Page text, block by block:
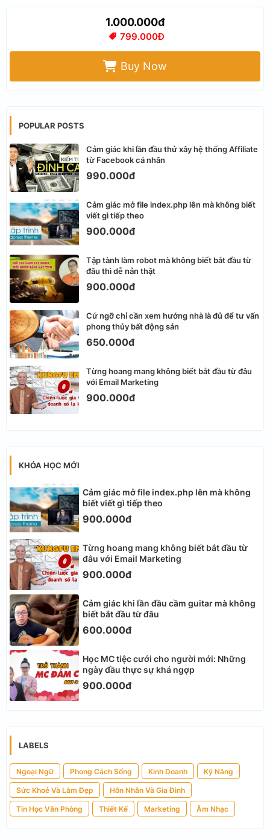
1.000.000đ
799.000Đ
Buy Now
POPULAR POSTS
Cảm giác khi lần đầu thử xây hệ thống Affiliate
từ Facebook cá nhân
990.000đ
Cảm giác mở file index.php lên mà không biết
viết gì tiếp theo
900.000đ
Tập tành làm robot mà không biết bắt đầu từ
đâu thì dễ nản thật
900.000đ
Cứ ngỡ chỉ cần xem hướng nhà là đủ để tư vấn
phong thủy bất động sản
650.000đ
Từng hoang mang không biết bắt đầu từ đâu
với Email Marketing
900.000đ
KHÓA HỌC MỚI
Cảm giác mở file index.php lên mà không
biết viết gì tiếp theo
900.000đ
Từng hoang mang không biết bắt đầu từ
đâu với Email Marketing
900.000đ
Cảm giác khi lần đầu cầm guitar mà không
biết bắt đầu từ đâu
600.000đ
Học MC tiệc cưới cho người mới: Những
ngày đầu thực sự khá ngợp
900.000đ
LABELS
Ngoại Ngữ Phong Cách Sống Kinh Doanh Kỹ Năng
Sức Khoẻ Và Làm Đẹp Hôn Nhân Và Gia Đình
Tin Học Văn Phòng Thiết Kế Marketing Âm Nhạc